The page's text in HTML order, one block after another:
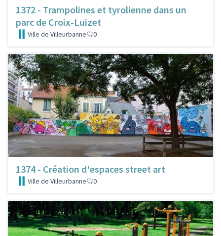
1372 - Trampolines et tyrolienne dans un
parc de Croix-Luizet
Ville de Villeurbanne 0
1374 - Création d'espaces street art
Ville de Villeurbanne 0